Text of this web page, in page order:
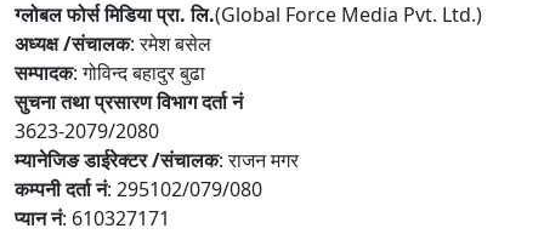
ग्लोबल फोर्स मिडिया प्रा. लि.(Global Force Media Pvt. Ltd.)
अध्यक्ष /संचालक: रमेश बसेल
सम्पादक: गोविन्द बहादुर बुढा
सुचना तथा प्रसारण विभाग दर्ता नं
3623-2079/2080
म्यानेजिङ डाईरेक्टर /संचालक: राजन मगर
कम्पनी दर्ता नं: 295102/079/080
प्यान नं: 610327171